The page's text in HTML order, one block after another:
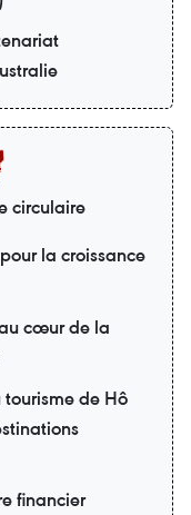
circulaire
la croissance
cœur de la
de Hô
financier